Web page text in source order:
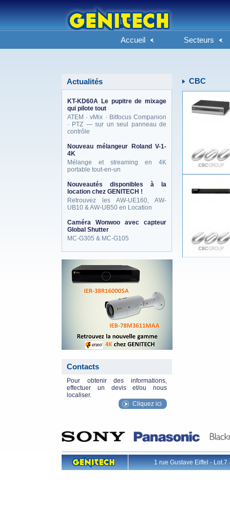
Accueil Secteurs
Actualités
KT-KD60A Le pupitre de mixage
qui pilote tout
ATEM · vMix · Bitfocus Companion
· PTZ — sur un seul panneau de
contrôle
Nouveau mélangeur Roland V-1-
4K
Mélange et streaming en 4K
portable tout-en-un
Nouveautés disponibles à la
location chez GENITECH !
Retrouvez les AW-UE160, AW-
UB10 & AW-UB50 en Location
Caméra Wonwoo avec capteur
Global Shutter
MC-G305 & MC-G105
Contacts
Pour obtenir des informations,
effectuer un devis et/ou nous
localiser.
Cliquez ici
CBC
1 rue Gustave Eiffel -